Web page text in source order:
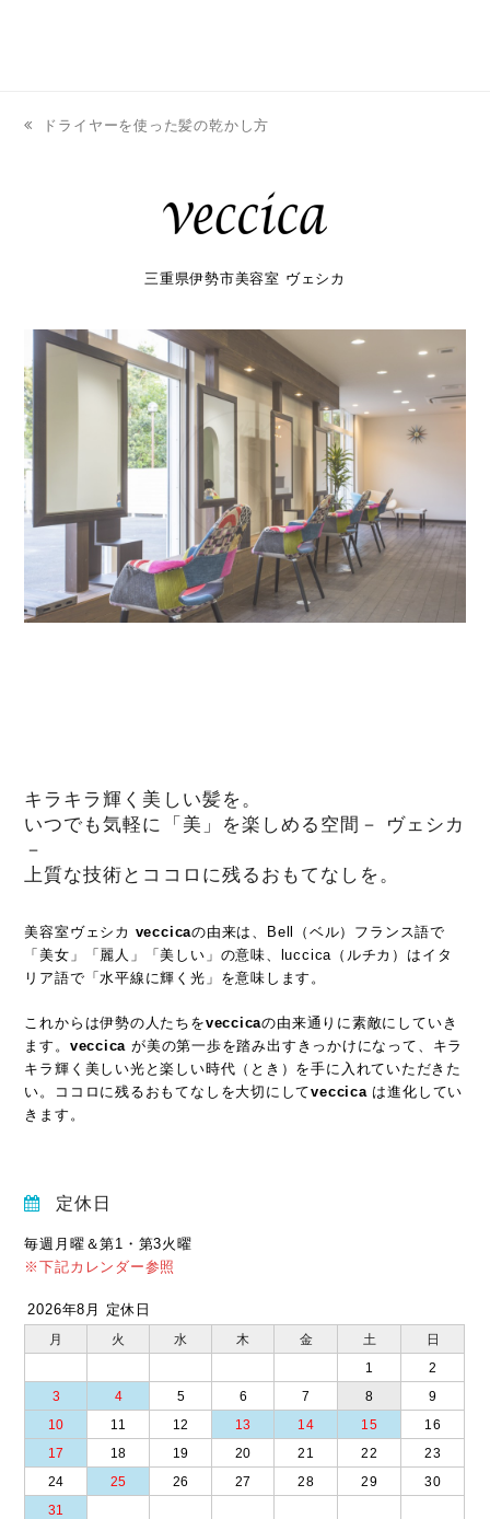
previous
ドライヤーを使った髪の乾かし方
三重県伊勢市美容室 ヴェシカ
キラキラ輝く美しい髪を。
いつでも気軽に「美」を楽しめる空間－ ヴェシカ
－
上質な技術とココロに残るおもてなしを。
美容室ヴェシカ veccicaの由来は、Bell（ベル）フランス語で
「美女」「麗人」「美しい」の意味、luccica（ルチカ）はイタ
リア語で「水平線に輝く光」を意味します。
これからは伊勢の人たちをveccicaの由来通りに素敵にしていき
ます。 veccica が美の第一歩を踏み出すきっかけになって、キラ
キラ輝く美しい光と楽しい時代（とき）を手に入れていただきた
い。ココロに残るおもてなしを大切にしてveccicaは進化してい
きます。
定休日
毎週月曜＆第1・第3火曜
※下記カレンダー参照
2026年8月 定休日
月 火 水 木 金 土
日
1
2
3
4 5 6 7 8
9
10
11 12 13 14 15
16
17
18 19 20 21 22
23
24
25 26 27 28 29
30
31